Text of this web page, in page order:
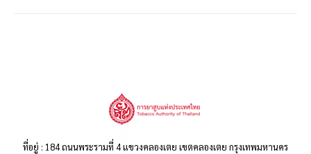
ที่อยู่ : 184 ถนนพระรามที่ 4 แขวงคลองเตย เขตคลองเตย กรุงเทพมหานคร